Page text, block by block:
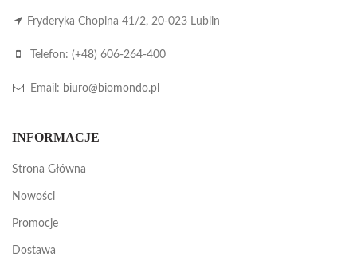
Fryderyka Chopina 41/2, 20-023 Lublin
Telefon: (+48) 606-264-400
Email: biuro@biomondo.pl
INFORMACJE
Strona Główna
Nowości
Promocje
Dostawa